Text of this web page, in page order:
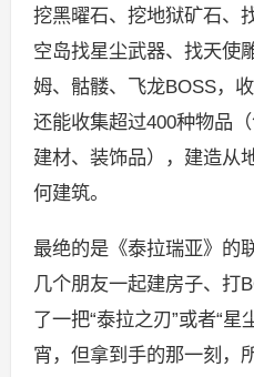
挖黑曜石、挖地狱矿石、
空岛找星尘武器、找天使
姆、骷髅、飞龙BOSS，
还能收集超过400种物品
建材、装饰品），建造从
何建筑。
最绝的是《泰拉瑞亚》
几个朋友一起建房子、打
了一把“泰拉之刃”或者“星
宵，但拿到手的那一刻，